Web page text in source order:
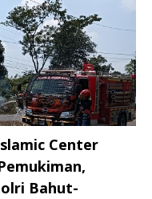
Center
Bahut-